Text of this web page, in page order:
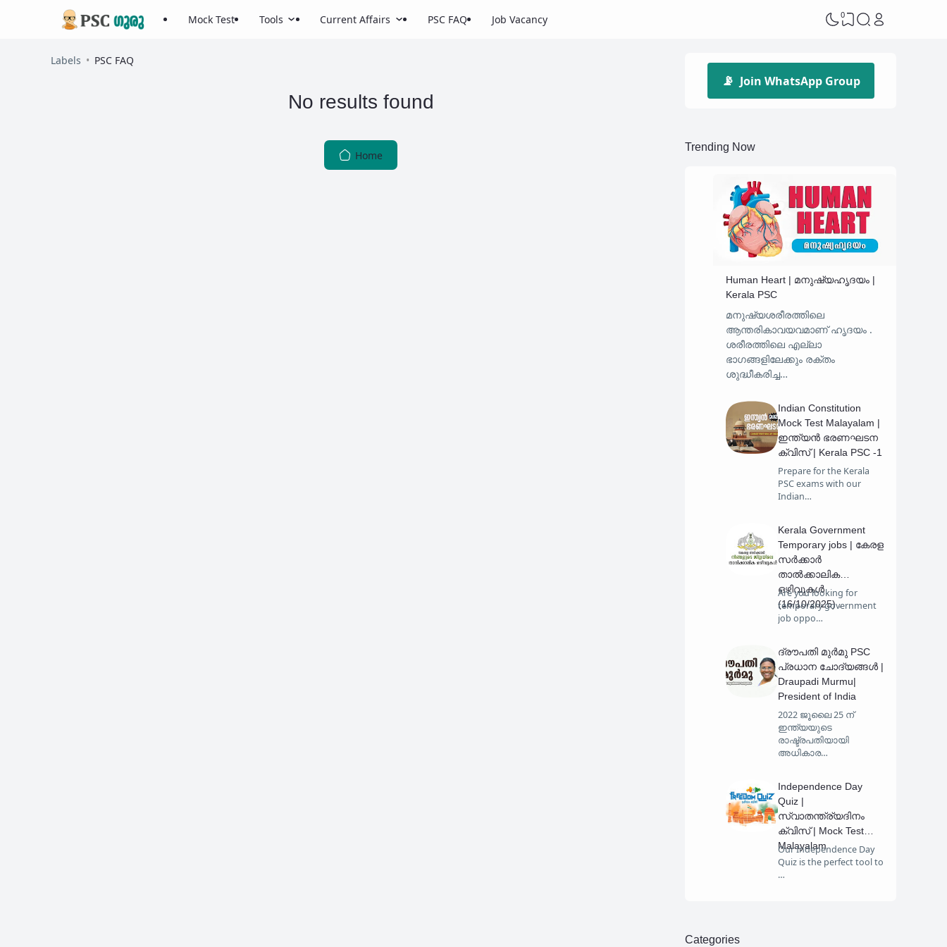
Mock Test Tools Current Affairs PSC FAQ Job Vacancy 0
Labels PSC FAQ
No results found
Home
📡 Join WhatsApp Group
Trending Now
Human Heart | മനുഷ്യഹൃദയം |
Kerala PSC
മനുഷ്യശരീരത്തിലെ
ആന്തരികാവയവമാണ് ഹൃദയം .
ശരീരത്തിലെ എല്ലാ
ഭാഗങ്ങളിലേക്കും രക്തം
ശുദ്ധീകരിച്ച…
Indian Constitution
Mock Test Malayalam |
ഇന്ത്യൻ ഭരണഘടന
ക്വിസ് | Kerala PSC -1
Prepare for the Kerala
PSC exams with our
Indian…
Kerala Government
Temporary jobs | കേരള
സര്‍ക്കാര്‍
താല്‍ക്കാലിക
ഒഴിവുകള്‍
(16/10/2025) .
Are you looking for
temporary government
job oppo…
ദ്രൗപതി മുർമു PSC
പ്രധാന ചോദ്യങ്ങൾ |
Draupadi Murmu|
President of India
2022 ജൂലൈ 25 ന്
ഇന്ത്യയുടെ
രാഷ്ട്രപതിയായി
അധികാര…
Independence Day
Quiz |
സ്വാതന്ത്ര്യദിനം
ക്വിസ് | Mock Test
Malayalam
Our Independence Day
Quiz is the perfect tool to
…
Categories